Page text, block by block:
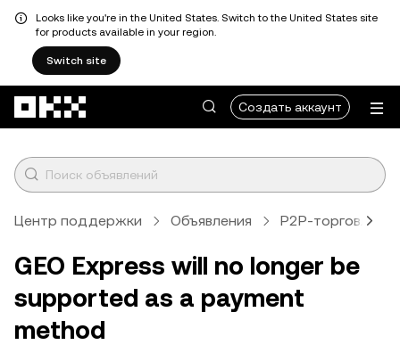
Looks like you're in the United States. Switch to the United States site
for products available in your region.
Switch site
Создать аккаунт
Центр поддержки Объявления P2P-торговля
GEO Express will no longer be
supported as a payment
method